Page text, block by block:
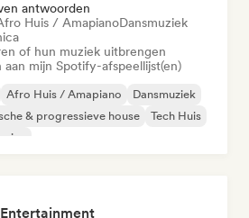
antwoorden
Huis / AmapianoDansmuziek
of hun muziek uitbrengen
mijn Spotify-afspeellijst(en)
Afro Huis / Amapiano
Dansmuziek
& progressieve house
Tech Huis